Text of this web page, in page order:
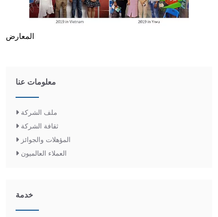
المعارض
معلومات عنا
ملف الشركة
ثقافة الشركة
المؤهلات والجوائز
العملاء العالميون
خدمة